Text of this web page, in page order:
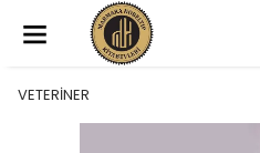
VETERİNER